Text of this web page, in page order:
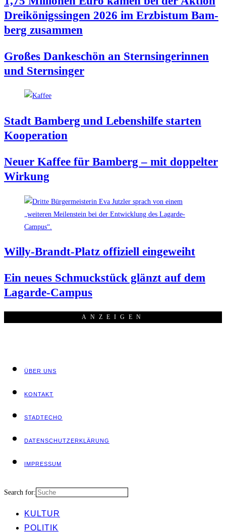
Drei­kö­nigs­sin­gen 2026 im Erz­bis­tum Bam­
berg zusammen
Gro­ßes Dan­ke­schön an Stern­sin­ge­rin­nen
und Sternsinger
Stadt Bam­berg und Lebens­hil­fe star­ten
Kooperation
Neu­er Kaf­fee für Bam­berg – mit dop­pel­ter
Wirkung
Wil­ly-Brandt-Platz offi­zi­ell eingeweiht
Ein neu­es Schmuck­stück glänzt auf dem
Lagarde-Campus
ANZEI­GEN
ÜBER UNS
KON­TAKT
STADT­ECHO
DATEN­SCHUTZ­ER­KLÄ­RUNG
IMPRES­SUM
Search for:
KUL­TUR
POLI­TIK